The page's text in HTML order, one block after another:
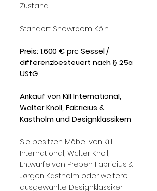
Zustand
Standort: Showroom Köln
Preis: 1.600 € pro Sessel /
differenzbesteuert nach § 25a
UStG
Ankauf von Kill International,
Walter Knoll, Fabricius &
Kastholm und Designklassikern
Sie besitzen Möbel von Kill
International, Walter Knoll,
Entwürfe von Preben Fabricius &
Jørgen Kastholm oder weitere
ausgewählte Designklassiker